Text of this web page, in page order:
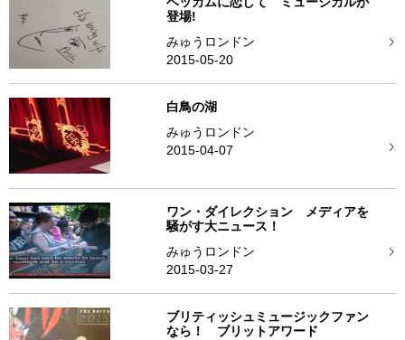
登場!
みゅうロンドン
2015-05-20
白鳥の湖
みゅうロンドン
2015-04-07
ワン・ダイレクション メディアを
騒がす大ニュース！
みゅうロンドン
2015-03-27
ブリティッシュミュージックファン
なら！ ブリットアワード